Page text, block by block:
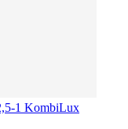
1 KombiLux